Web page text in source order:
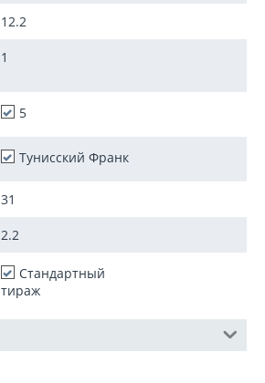
12.2
1
5
Тунисский Франк
31
2.2
Стандартный
тираж